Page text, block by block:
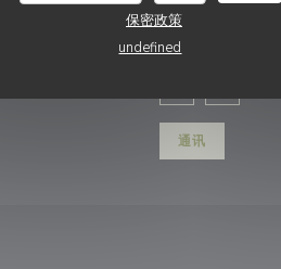
保密政策
undefined
关注我们
Facebook ((
通讯